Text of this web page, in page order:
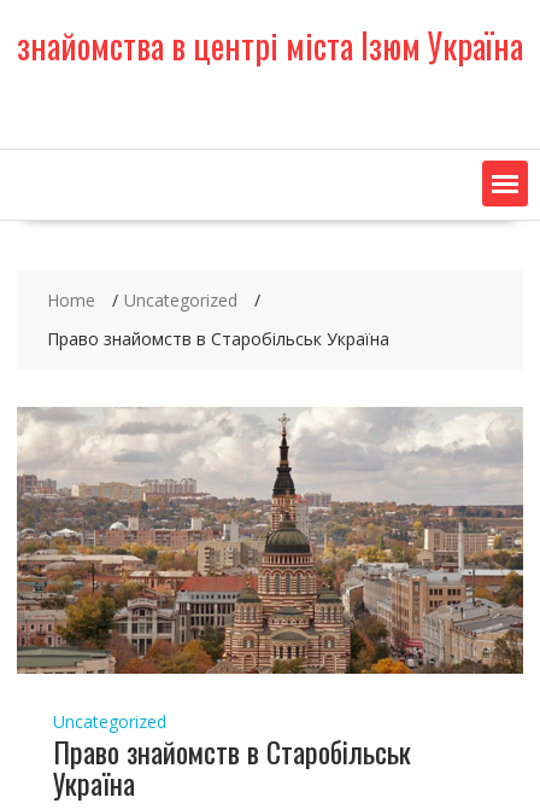
o
n
знайомства в центрі міста Ізюм Україна
Home
Uncategorized
Право знайомств в Старобільськ Україна
Uncategorized
Право знайомств в Старобільськ
Україна